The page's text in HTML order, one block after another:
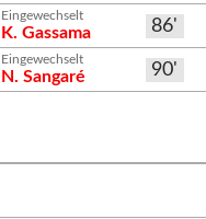
Eingewechselt
K. Gassama 86'
Eingewechselt
N. Sangaré 90'